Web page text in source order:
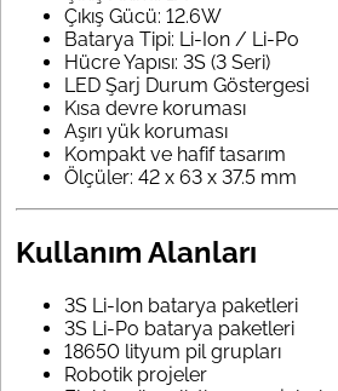
Çıkış Gücü: 12.6W
Batarya Tipi: Li-Ion / Li-Po
Hücre Yapısı: 3S (3 Seri)
LED Şarj Durum Göstergesi
Kısa devre koruması
Aşırı yük koruması
Kompakt ve hafif tasarım
Ölçüler: 42 x 63 x 37.5 mm
Kullanım Alanları
3S Li-Ion batarya paketleri
3S Li-Po batarya paketleri
18650 lityum pil grupları
Robotik projeler